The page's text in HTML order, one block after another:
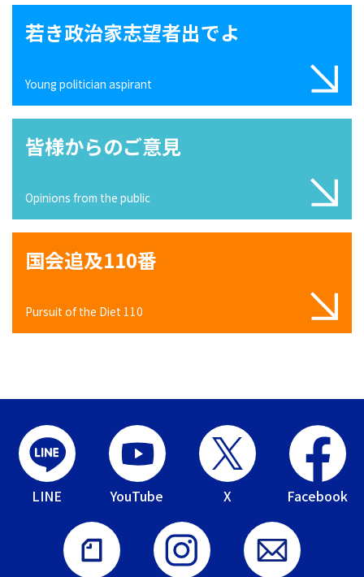
若き政治家志望者出でよ
Young politician aspirant
皆様からのご意見
Opinions from the public
国会追及110番
Pursuit of the Diet 110
LINE YouTube X Facebook